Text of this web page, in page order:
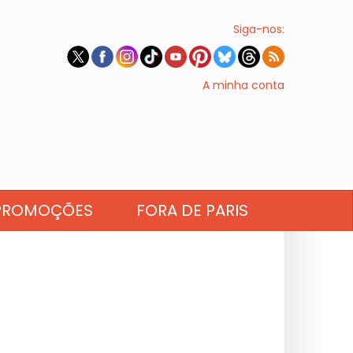
Siga-nos:
A minha conta
FORA DE PARIS